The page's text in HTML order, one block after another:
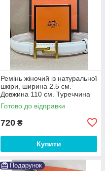
Ремінь жіночий із натуральної
шкіри, ширина 2.5 см.
Довжина 110 см. Туреччина
Готово до відправки
720 ₴
Купити
Подарунок